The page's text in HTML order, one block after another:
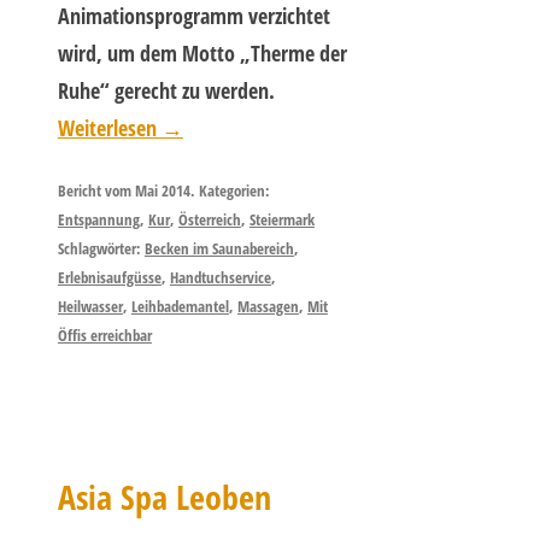
Animationsprogramm verzichtet
wird, um dem Motto „Therme der
Ruhe“ gerecht zu werden.
Weiterlesen →
Bericht vom Mai 2014. Kategorien:
Entspannung, Kur, Österreich, Steiermark
Schlagwörter: Becken im Saunabereich,
Erlebnisaufgüsse, Handtuchservice,
Heilwasser, Leihbademantel, Massagen, Mit
Öffis erreichbar
Asia Spa Leoben